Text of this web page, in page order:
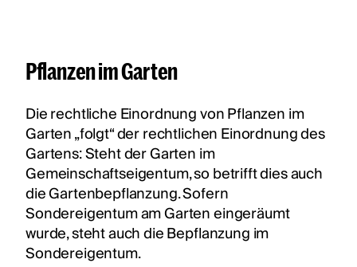
Pflanzen im Garten
Die rechtliche Einordnung von Pflanzen im
Garten „folgt“ der rechtlichen Einordnung des
Gartens: Steht der Garten im
Gemeinschaftseigentum, so betrifft dies auch
die Gartenbepflanzung. Sofern
Sondereigentum am Garten eingeräumt
wurde, steht auch die Bepflanzung im
Sondereigentum.